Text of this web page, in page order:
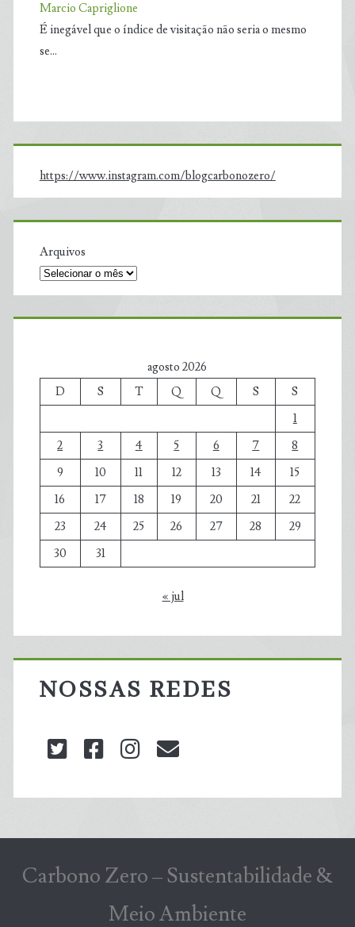
Marcio Capriglione
É inegável que o índice de visitação não seria o mesmo
se…
https://www.instagram.com/blogcarbonozero/
Arquivos
agosto 2026
D
S T Q Q S
S
1
2
3 4 5 6 7
8
9
10 11 12 13 14
15
16
17 18 19 20 21
22
23
24 25 26 27 28
29
30
31
« jul
NOSSAS REDES
twitterfacebookinstagram
Carbono Zero – Sustentabilidade &
Meio Ambiente